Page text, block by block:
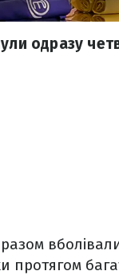
одразу
протягом